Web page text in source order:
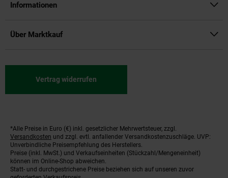
Informationen
Über Marktkauf
Vertrag widerrufen
Fußnoten
*Alle Preise in Euro (€) inkl. gesetzlicher Mehrwertsteuer, zzgl.
Versandkosten und zzgl. evtl. anfallender Versandkostenzuschläge. UVP:
Unverbindliche Preisempfehlung des Herstellers.
Preise (inkl. MwSt.) und Verkaufseinheiten (Stückzahl/Mengeneinheit)
können im Online-Shop abweichen.
Statt- und durchgestrichene Preise beziehen sich auf unseren zuvor